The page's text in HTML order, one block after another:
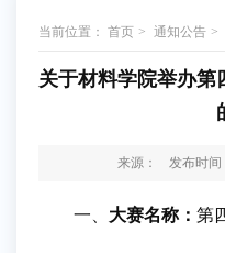
当前位置： 首页 > 通知公告 >
关于材料学院举办第
来源： 发布时间
一、 大赛名称： 第